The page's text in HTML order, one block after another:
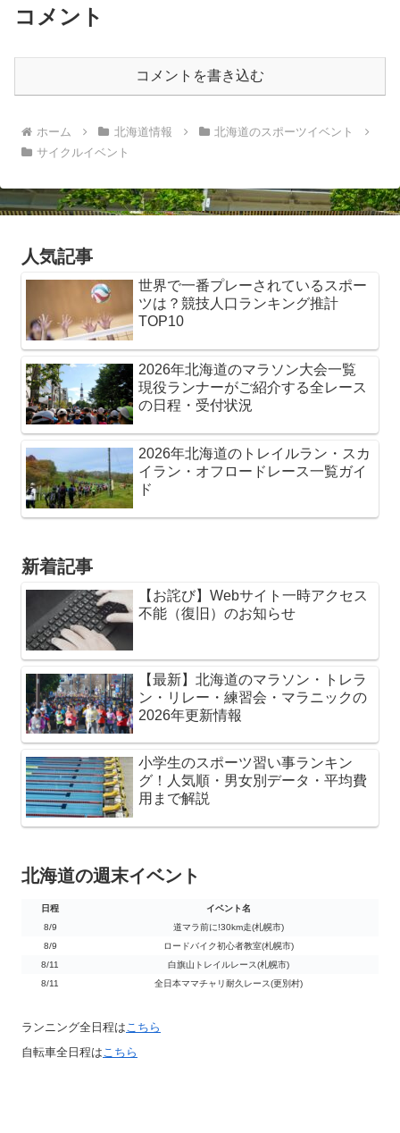
コメント
コメントを書き込む
ホーム 北海道情報
北海道のスポーツイベント
サイクルイベント
人気記事
世界で一番プレーされているスポー
ツは？競技人口ランキング推計
TOP10
2026年北海道のマラソン大会一覧
現役ランナーがご紹介する全レース
の日程・受付状況
2026年北海道のトレイルラン・スカ
イラン・オフロードレース一覧ガイ
ド
新着記事
【お詫び】Webサイト一時アクセス
不能（復旧）のお知らせ
【最新】北海道のマラソン・トレラ
ン・リレー・練習会・マラニックの
2026年更新情報
小学生のスポーツ習い事ランキン
グ！人気順・男女別データ・平均費
用まで解説
北海道の週末イベント
日程
イベント名
日程
イベント名
8/9
道マラ前に!30km走(札幌市)
8/9
ロードバイク初心者教室(札幌市)
8/11
白旗山トレイルレース(札幌市)
8/11
全日本ママチャリ耐久レース(更別村)
ランニング全日程は こちら
自転車全日程は こちら